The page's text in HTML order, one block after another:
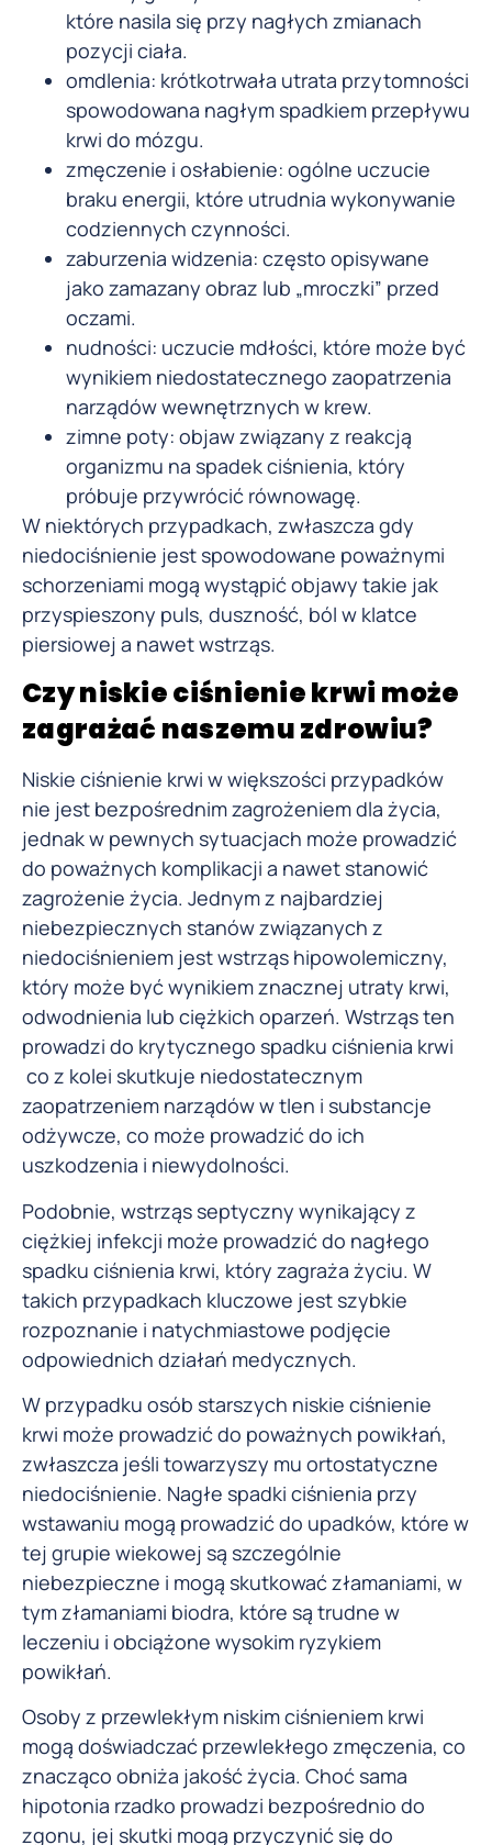
które nasila się przy nagłych zmianach
pozycji ciała.
omdlenia: krótkotrwała utrata przytomności
spowodowana nagłym spadkiem przepływu
krwi do mózgu.
zmęczenie i osłabienie: ogólne uczucie
braku energii, które utrudnia wykonywanie
codziennych czynności.
zaburzenia widzenia: często opisywane
jako zamazany obraz lub „mroczki” przed
oczami.
nudności: uczucie mdłości, które może być
wynikiem niedostatecznego zaopatrzenia
narządów wewnętrznych w krew.
zimne poty: objaw związany z reakcją
organizmu na spadek ciśnienia, który
próbuje przywrócić równowagę.
W niektórych przypadkach, zwłaszcza gdy
niedociśnienie jest spowodowane poważnymi
schorzeniami mogą wystąpić objawy takie jak
przyspieszony puls, duszność, ból w klatce
piersiowej a nawet wstrząs.
Czy niskie ciśnienie krwi może
zagrażać naszemu zdrowiu?
Niskie ciśnienie krwi w większości przypadków
nie jest bezpośrednim zagrożeniem dla życia,
jednak w pewnych sytuacjach może prowadzić
do poważnych komplikacji a nawet stanowić
zagrożenie życia. Jednym z najbardziej
niebezpiecznych stanów związanych z
niedociśnieniem jest wstrząs hipowolemiczny,
który może być wynikiem znacznej utraty krwi,
odwodnienia lub ciężkich oparzeń. Wstrząs ten
prowadzi do krytycznego spadku ciśnienia krwi
co z kolei skutkuje niedostatecznym
zaopatrzeniem narządów w tlen i substancje
odżywcze, co może prowadzić do ich
uszkodzenia i niewydolności.
Podobnie, wstrząs septyczny wynikający z
ciężkiej infekcji może prowadzić do nagłego
spadku ciśnienia krwi, który zagraża życiu. W
takich przypadkach kluczowe jest szybkie
rozpoznanie i natychmiastowe podjęcie
odpowiednich działań medycznych.
W przypadku osób starszych niskie ciśnienie
krwi może prowadzić do poważnych powikłań,
zwłaszcza jeśli towarzyszy mu ortostatyczne
niedociśnienie. Nagłe spadki ciśnienia przy
wstawaniu mogą prowadzić do upadków, które w
tej grupie wiekowej są szczególnie
niebezpieczne i mogą skutkować złamaniami, w
tym złamaniami biodra, które są trudne w
leczeniu i obciążone wysokim ryzykiem
powikłań.
Osoby z przewlekłym niskim ciśnieniem krwi
mogą doświadczać przewlekłego zmęczenia, co
znacząco obniża jakość życia. Choć sama
hipotonia rzadko prowadzi bezpośrednio do
zgonu, jej skutki mogą przyczynić się do